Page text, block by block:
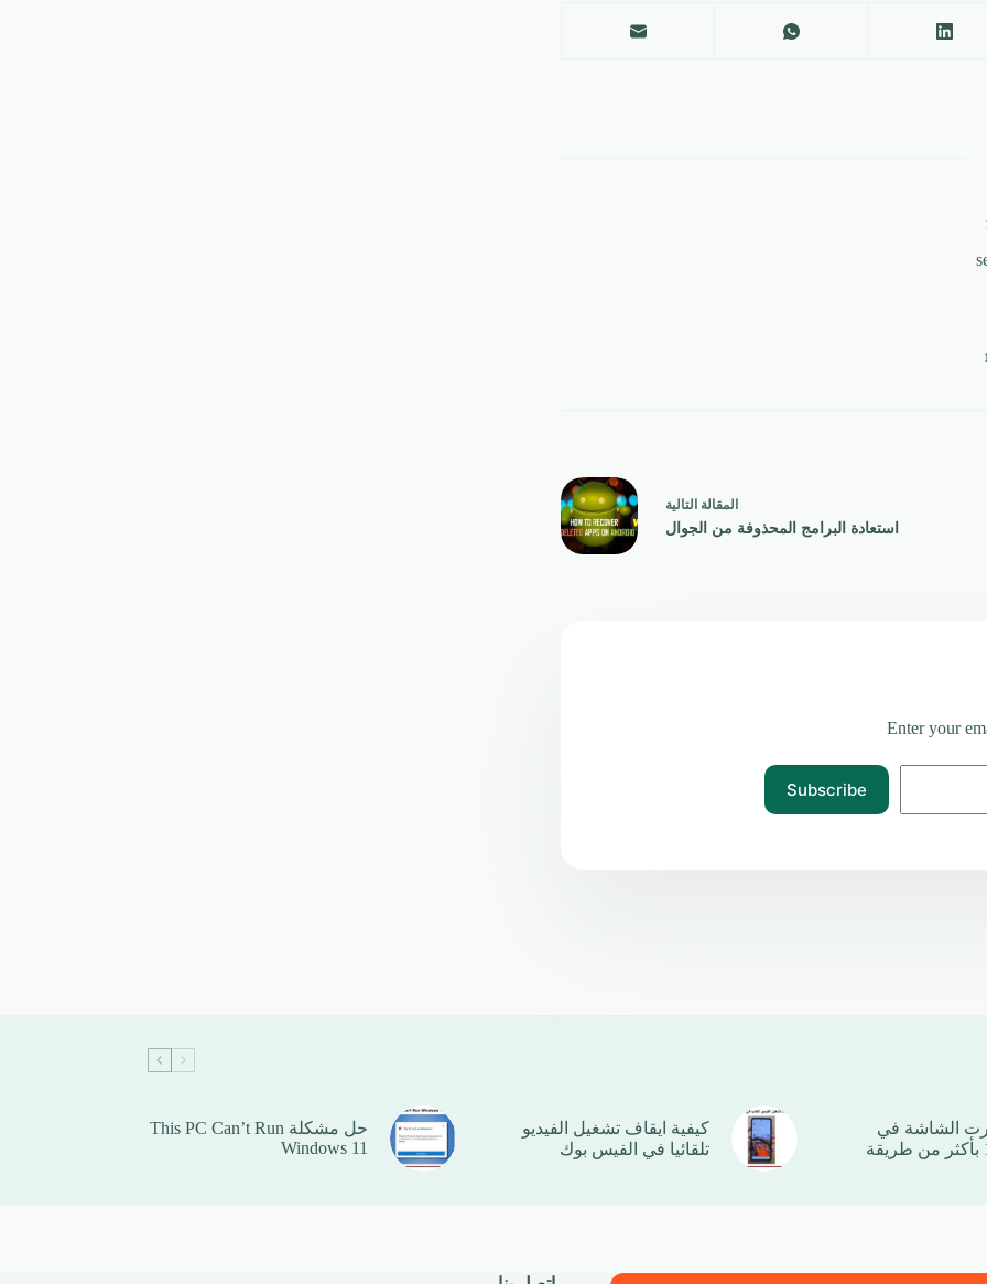
المقالة التالية
استعادة البرامج المحذوفة من الجوال
Enter your
Subscribe
الشاشة في
كيفية ايقاف تشغيل الفيديو
تلقائيا في الفيس بوك
حل مشكلة This PC Can’t Run
Windows 11